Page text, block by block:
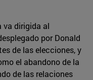
va dirigida al
por Donald
de las elecciones, y
el abandono de la
de las relaciones